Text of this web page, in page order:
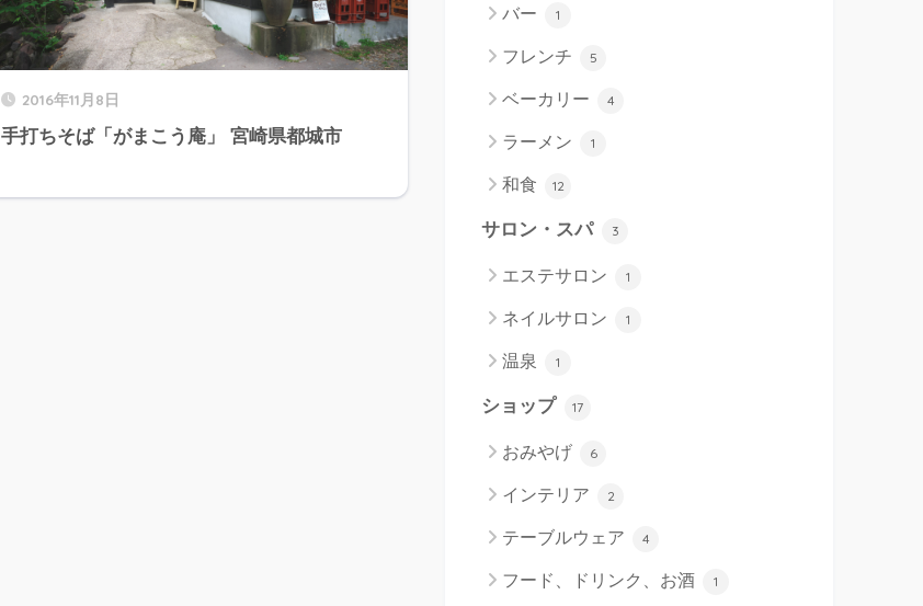
2016年11月8日
手打ちそば「がまこう庵」 宮崎県都城市
バー 1
フレンチ 5
ベーカリー 4
ラーメン 1
和食 12
サロン・スパ 3
エステサロン 1
ネイルサロン 1
温泉 1
ショップ 17
おみやげ 6
インテリア 2
テーブルウェア 4
フード、ドリンク、お酒 1